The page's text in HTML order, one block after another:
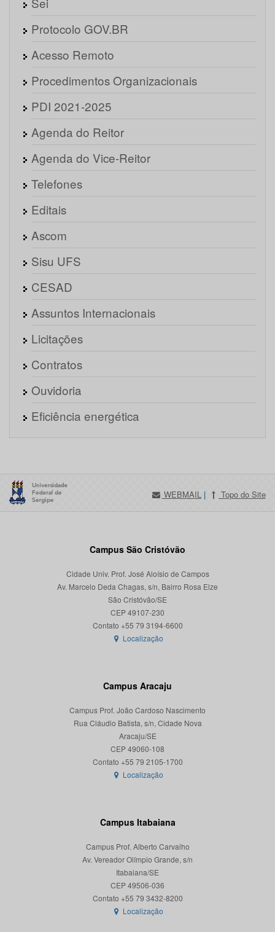
Protocolo GOV.BR
Acesso Remoto
Procedimentos Organizacionais
PDI 2021-2025
Agenda do Reitor
Agenda do Vice-Reitor
Telefones
Editais
Ascom
Sisu UFS
CESAD
Assuntos Internacionais
Licitações
Contratos
Ouvidoria
Eficiência energética
WEBMAIL | Topo do Site
Campus São Cristóvão
Cidade Univ. Prof. José Aloísio de Campos
Av. Marcelo Deda Chagas, s/n, Bairro Rosa Elze
São Cristóvão/SE
CEP 49107-230
Localização
Campus Aracaju
Campus Prof. João Cardoso Nascimento
Rua Cláudio Batista, s/n, Cidade Nova
Aracaju/SE
CEP 49060-108
Localização
Campus Itabaiana
Campus Prof. Alberto Carvalho
Av. Vereador Olímpio Grande, s/n
Itabaiana/SE
CEP 49506-036
Localização